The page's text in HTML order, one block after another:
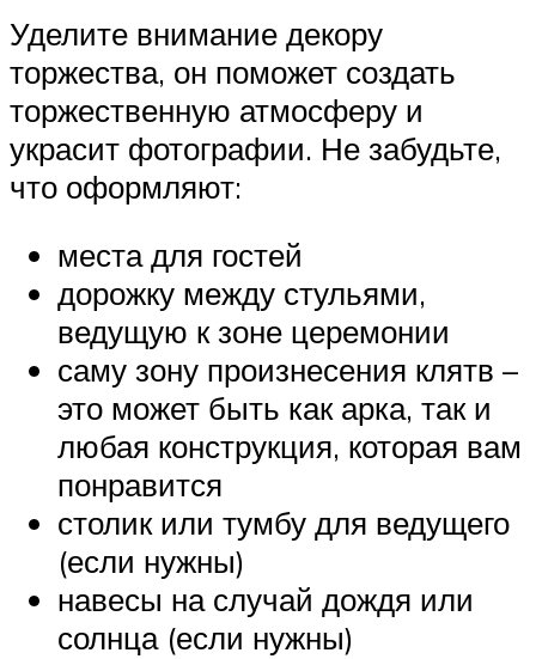
Уделите внимание декору
торжества, он поможет создать
торжественную атмосферу и
украсит фотографии. Не забудьте,
что оформляют:
места для гостей
дорожку между стульями,
ведущую к зоне церемонии
саму зону произнесения клятв –
это может быть как арка, так и
любая конструкция, которая вам
понравится
столик или тумбу для ведущего
(если нужны)
навесы на случай дождя или
солнца (если нужны)